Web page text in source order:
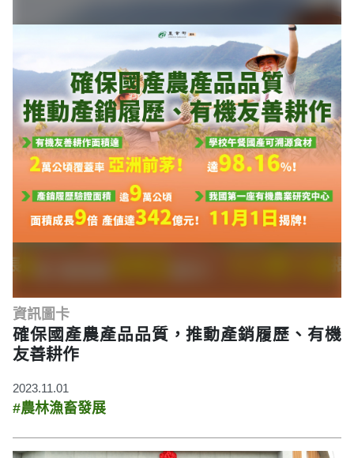
資訊圖卡
確保國產農產品品質，推動產銷履歷、有機
友善耕作
2023.11.01
#農林漁畜發展